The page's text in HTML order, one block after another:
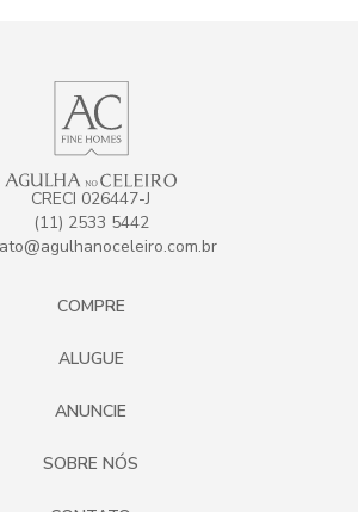
CRECI 026447-J
(11) 2533 5442
COMPRE
ALUGUE
ANUNCIE
SOBRE NÓS